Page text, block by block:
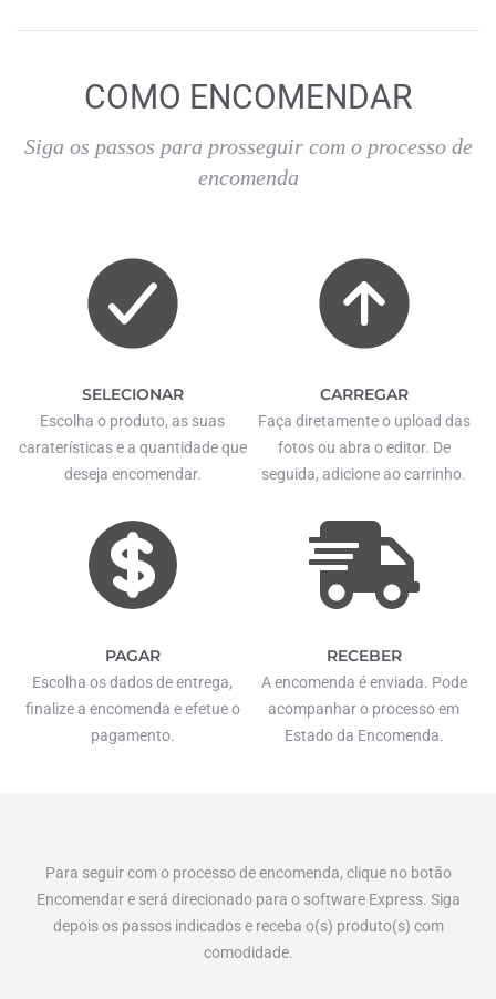
COMO ENCOMENDAR
Siga os passos para prosseguir com o processo de
encomenda
SELECIONAR
Escolha o produto, as suas
caraterísticas e a quantidade que
deseja encomendar.
CARREGAR
Faça diretamente o upload das
fotos ou abra o editor. De
seguida, adicione ao carrinho.
PAGAR
Escolha os dados de entrega,
finalize a encomenda e efetue o
pagamento.
RECEBER
A encomenda é enviada. Pode
acompanhar o processo em
Estado da Encomenda.
Para seguir com o processo de encomenda, clique no botão
Encomendar e será direcionado para o software Express. Siga
depois os passos indicados e receba o(s) produto(s) com
comodidade.